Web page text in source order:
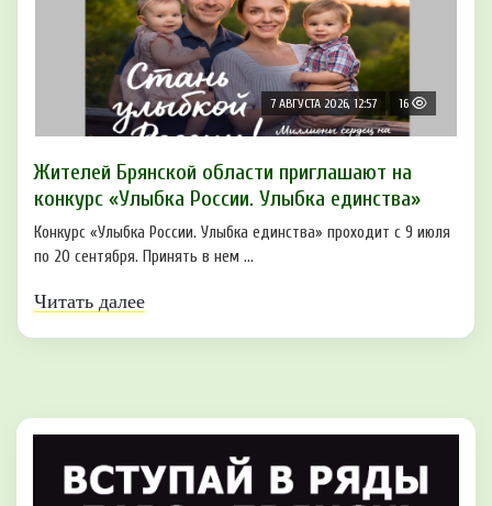
7 АВГУСТА 2026, 12:57 16
Жителей Брянской области приглашают на
конкурс «Улыбка России. Улыбка единства»
Конкурс «Улыбка России. Улыбка единства» проходит с 9 июля
по 20 сентября. Принять в нем ...
Читать далее